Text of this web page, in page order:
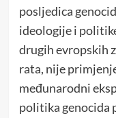
posljedica
ideologije i
drugih evropskih
rata, nije
međunarodni
politika genocida